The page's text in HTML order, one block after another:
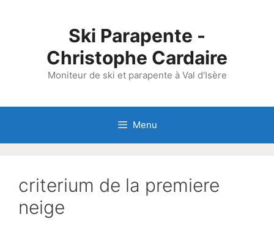
Ski Parapente -
Christophe Cardaire
Moniteur de ski et parapente à Val d'Isère
Menu
criterium de la premiere
neige